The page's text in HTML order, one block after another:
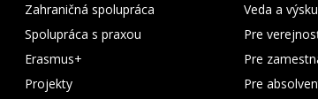
Zahraničná spolupráca
Spolupráca s praxou
Erasmus+
Projekty
Veda a
Pre
Pre
Pre